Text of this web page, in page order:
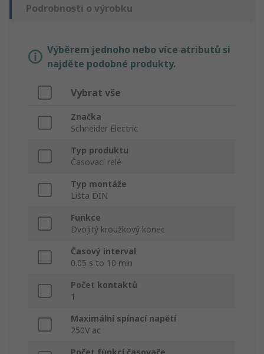
Podrobnosti o výrobku
Výběrem jednoho nebo více atributů si
najděte podobné produkty.
Vybrat vše
Značka
Schneider Electric
Typ produktu
Časovací relé
Typ montáže
Lišta DIN
Funkce
Dvojitý kroužkový konec
Časový interval
0.05 s to 10 min
Počet kontaktů
1
Maximální spínací napětí
250V ac